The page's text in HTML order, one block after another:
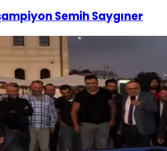
Semih Saygıner